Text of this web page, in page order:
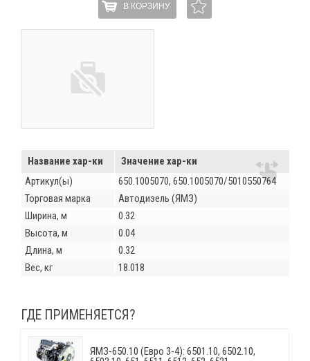
В КОРЗИНУ
Название хар-ки
Значение хар-ки
Артикул(ы)
650.1005070, 650.1005070/5010550764
Торговая марка
Автодизель (ЯМЗ)
Ширина, м
0.32
Высота, м
0.04
Длина, м
0.32
Вес, кг
18.018
ГДЕ ПРИМЕНЯЕТСЯ?
ЯМЗ-650.10 (Евро 3-4): 6501.10, 6502.10,